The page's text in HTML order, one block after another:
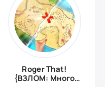
Roger That!
{ВЗЛОМ: Много